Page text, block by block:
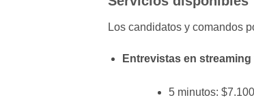
Los candidatos y comandos
Entrevistas en
5 minutos: $7.100